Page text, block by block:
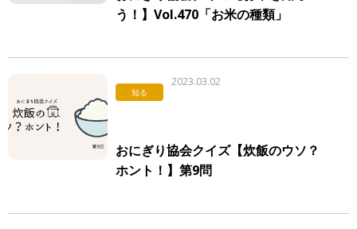
う！】Vol.470「お米の種類」
知る
2023.03.02
おにぎり協会クイズ【炊飯のウソ？
ホント！】第9問